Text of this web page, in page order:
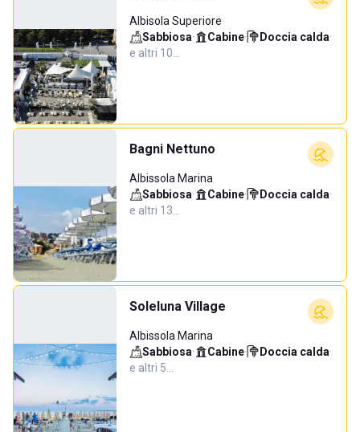
Albisola Superiore
Sabbiosa· Cabine· Doccia calda·
e altri 10…
Bagni Nettuno
Albissola Marina
Sabbiosa· Cabine· Doccia calda·
e altri 13…
Soleluna Village
Albissola Marina
Sabbiosa· Cabine· Doccia calda·
e altri 5…